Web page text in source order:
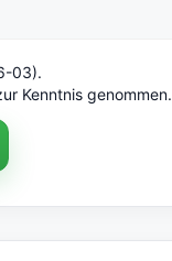
03).
Kenntnis genommen.